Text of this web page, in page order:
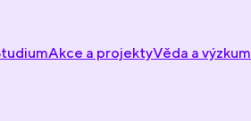
Akce a projektyVěda a výzkum